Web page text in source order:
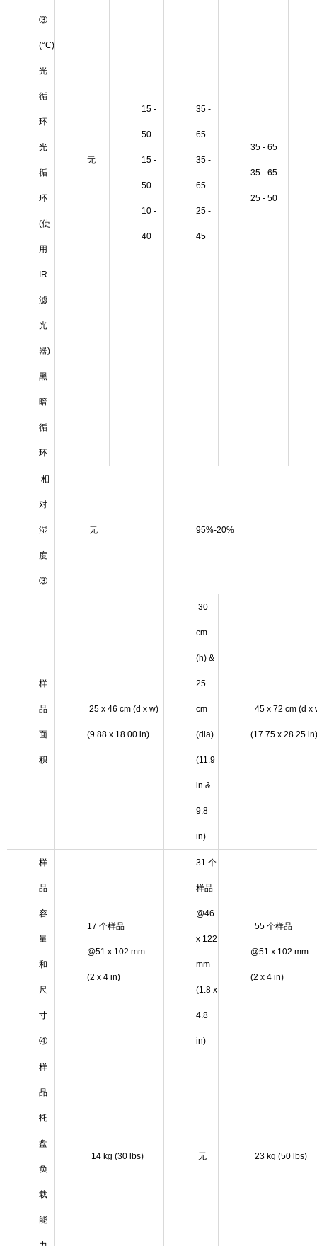
③
(°C)
光
循
环
光
循
环
(使
用
IR
滤
光
器)
黑
暗
循
环
无
15 -
50
15 -
50
10 -
40
35 -
65
35 -
65
25 -
45
35 - 65
35 - 65
25 - 50
相
对
湿
度
③
无 95%-20%
样
品
面
积
25 x 46 cm (d x w)
(9.88 x 18.00 in)
30
cm
(h) &
25
cm
(dia)
(11.9
in &
9.8
in)
45 x 72 cm (d x
(17.75 x 28.25 in)
样
品
容
量
和
尺
寸
④
17 个样品
@51 x 102 mm
(2 x 4 in)
31 个
样品
@46
x 122
mm
(1.8 x
4.8
in)
55 个样品
@51 x 102 mm
(2 x 4 in)
样
品
托
盘
负
载
能
14 kg (30 lbs) 无 23 kg (50 lbs)